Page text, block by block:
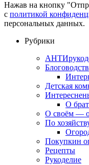
Нажав на кнопку
с политикой
персональных данных.
Рубрики
Детская
О
О своём —
По
Покупкин
Рецепты
Рукоделие